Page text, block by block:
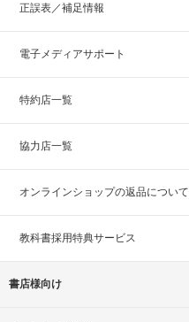
正誤表／補足情報
電子メディアサポート
特約店一覧
協力店一覧
オンラインショップの返品について
教科書採用特典サービス
書店様向け